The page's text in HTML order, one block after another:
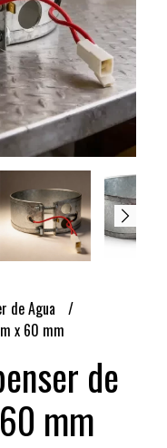
de Agua
x 60 mm
de
mm